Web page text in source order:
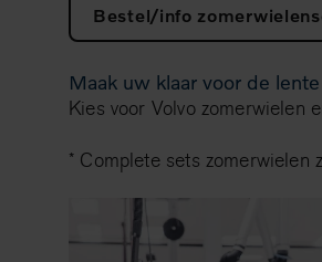
Bestel/info
Maak uw klaar voor de
Kies voor Volvo zomerwielen
* Complete sets zomerwielen